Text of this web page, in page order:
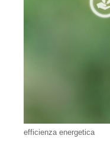
efficienza energetica